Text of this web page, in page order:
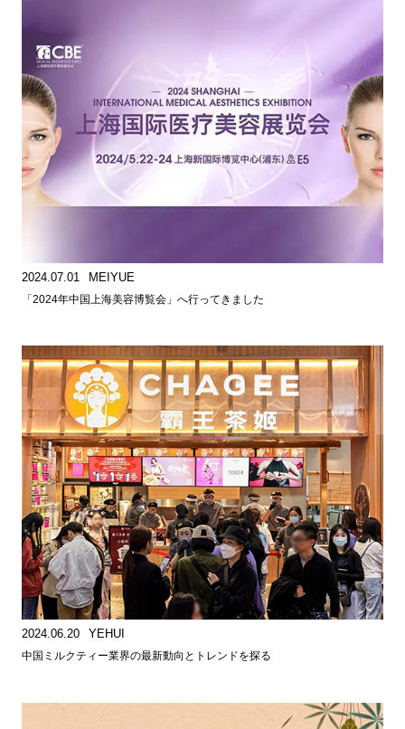
2024.07.01 MEIYUE
「2024年中国上海美容博覧会」へ行ってきました
2024.06.20 YEHUI
中国ミルクティー業界の最新動向とトレンドを探る